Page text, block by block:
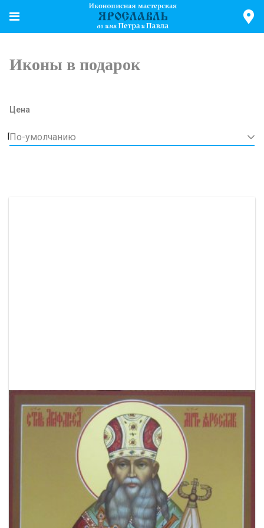
Иконы в подарок
Цена
По-умолчанию